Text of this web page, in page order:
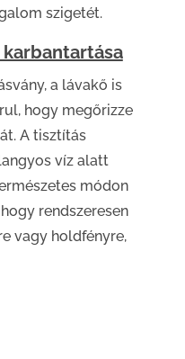
szigetét.
karbantartása
a lávakő is
hogy megőrizze
A tisztítás
víz alatt
módon
rendszeresen
vagy holdfényre,